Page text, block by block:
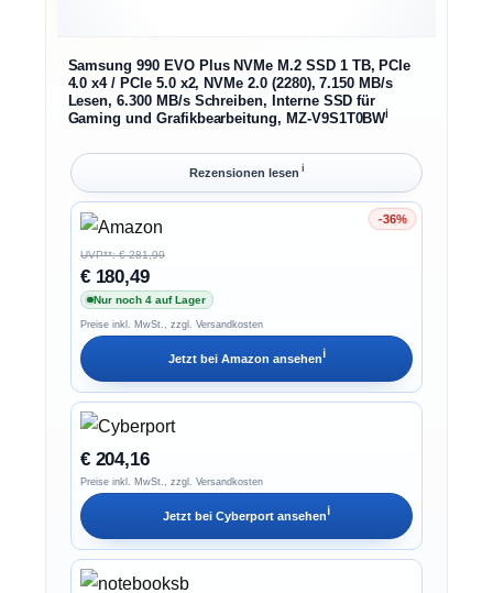
Samsung 990 EVO Plus NVMe M.2 SSD 1 TB, PCIe
4.0 x4 / PCIe 5.0 x2, NVMe 2.0 (2280), 7.150 MB/s
Lesen, 6.300 MB/s Schreiben, Interne SSD für
Gaming und Grafikbearbeitung, MZ-V9S1T0BWℹ︎
Rezensionen lesen ℹ︎
-36%
Ersparnis 36%
UVP**: € 281,99
€ 180,49
Nur noch 4 auf Lager
Preise inkl. MwSt., zzgl. Versandkosten
Jetzt bei Amazon ansehenℹ︎
€ 204,16
Preise inkl. MwSt., zzgl. Versandkosten
Jetzt bei Cyberport ansehenℹ︎